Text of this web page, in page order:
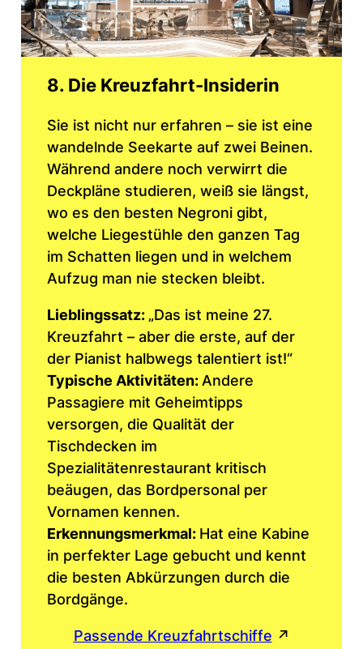
8. Die Kreuzfahrt-Insiderin
Sie ist nicht nur erfahren – sie ist eine
wandelnde Seekarte auf zwei Beinen.
Während andere noch verwirrt die
Deckpläne studieren, weiß sie längst,
wo es den besten Negroni gibt,
welche Liegestühle den ganzen Tag
im Schatten liegen und in welchem
Aufzug man nie stecken bleibt.
Lieblingssatz: „Das ist meine 27.
Kreuzfahrt – aber die erste, auf der
der Pianist halbwegs talentiert ist!“
Typische Aktivitäten: Andere
Passagiere mit Geheimtipps
versorgen, die Qualität der
Tischdecken im
Spezialitätenrestaurant kritisch
beäugen, das Bordpersonal per
Vornamen kennen.
Erkennungsmerkmal: Hat eine Kabine
in perfekter Lage gebucht und kennt
die besten Abkürzungen durch die
Bordgänge.
Passende Kreuzfahrtschiffe ↗